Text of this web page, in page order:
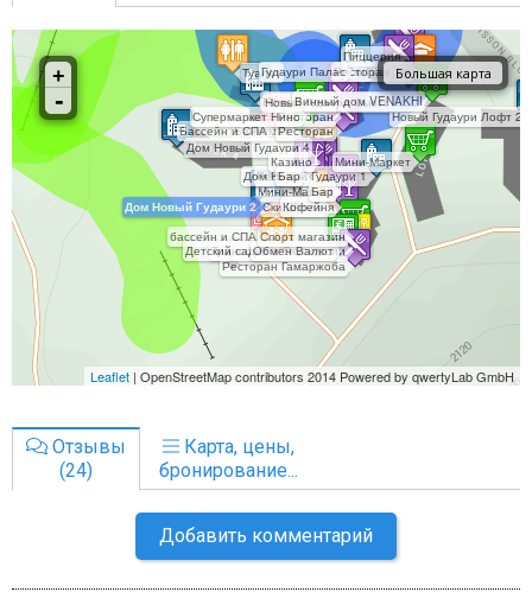
Отзывы
(24)
Карта, цены,
бронирование...
Добавить комментарий